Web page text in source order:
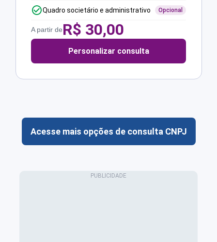
Quadro societário e administrativo Opcional
A partir deR$ 30,00
Personalizar consulta
Acesse mais opções de consulta CNPJ